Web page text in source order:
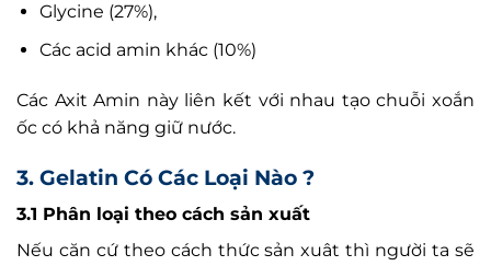
Glycine (27%),
Các acid amin khác (10%)
Các Axit Amin này liên kết với nhau tạo chuỗi xoắn
ốc có khả năng giữ nước.
3. Gelatin Có Các Loại Nào ?
3.1 Phân loại theo cách sản xuất
Nếu căn cứ theo cách thức sản xuât thì người ta sẽ